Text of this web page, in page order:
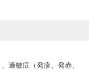
過敏症（発疹、発赤、